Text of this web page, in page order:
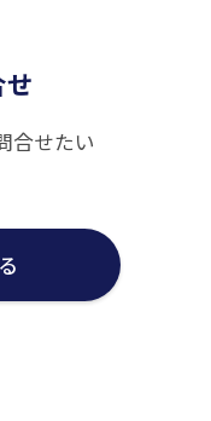
合せたい